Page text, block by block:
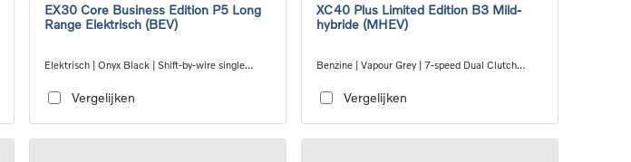
EX30 Core Business Edition P5 Long
Range Elektrisch (BEV)
Elektrisch | Onyx Black | Shift-by-wire single
Vergelijken
XC40 Plus Limited Edition B3 Mild-
hybride (MHEV)
Benzine | Vapour Grey | 7-speed Dual Clutch
Vergelijken